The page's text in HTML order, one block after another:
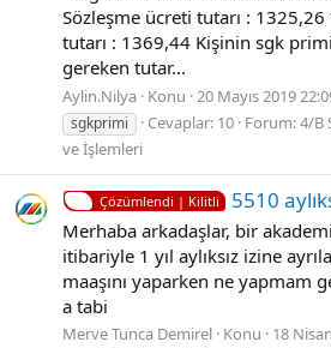
Sözleşme ücreti tutarı :
tutarı : 1369,44 Kişinin sgk
gereken tutar...
Aylin.Nilya Konu 20 Mayıs 2019
sgkprimi
Cevaplar: 10 Forum:4/B
ve İşlemleri
Çözümlendi | Kilitli 5510
Merhaba arkadaşlar, bir
itibariyle 1 yıl aylıksız izine
maaşını yaparken ne yapmam
a tabi
Merve Tunca Demirel Konu 18